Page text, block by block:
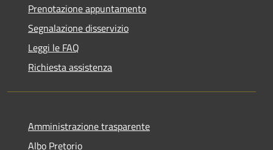
Prenotazione appuntamento
Segnalazione disservizio
Leggi le FAQ
Richiesta assistenza
Amministrazione trasparente
Albo Pretorio